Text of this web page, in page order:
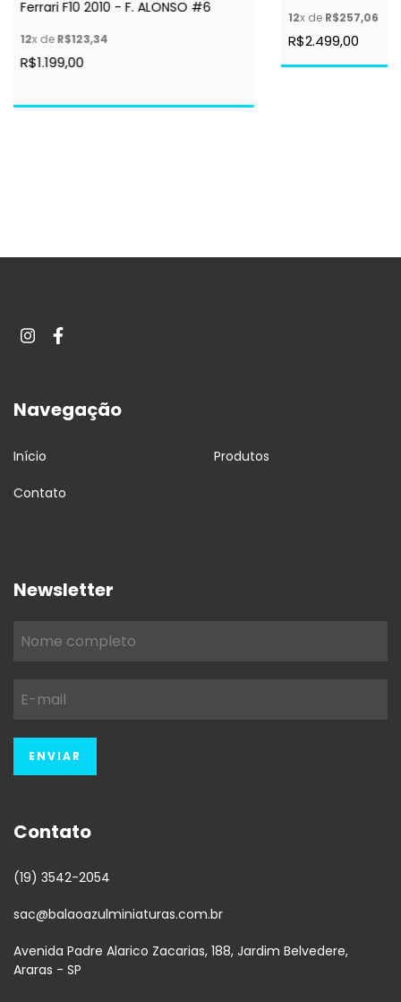
Ferrari F10 2010 - F. ALONSO #6
12x deR$123,34
R$1.199,00
12x de R$257,06
R$2.499,00
Navegação
Início Produtos
Contato
Newsletter
Contato
(19) 3542-2054
sac@balaoazulminiaturas.com.br
Avenida Padre Alarico Zacarias, 188, Jardim Belvedere,
Araras - SP